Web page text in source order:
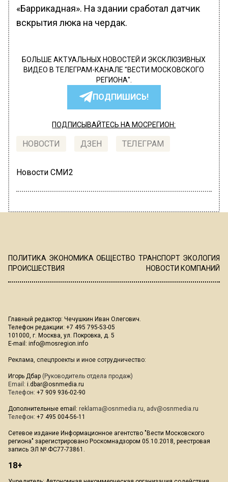
«Баррикадная». На здании сработал датчик
вскрытия люка на чердак.
БОЛЬШЕ АКТУАЛЬНЫХ НОВОСТЕЙ И ЭКСКЛЮЗИВНЫХ
ВИДЕО В ТЕЛЕГРАМ-КАНАЛЕ "ВЕСТИ МОСКОВСКОГО
РЕГИОНА".
ПОДПИШИСЬ!
ПОДПИСЫВАЙТЕСЬ НА МОСРЕГИОН:
НОВОСТИ ДЗЕН ТЕЛЕГРАМ
Новости СМИ2
ПОЛИТИКА ЭКОНОМИКА ОБЩЕСТВО ТРАНСПОРТ ЭКОЛОГИЯ
ПРОИСШЕСТВИЯ
НОВОСТИ КОМПАНИЙ
Главный редактор: Чечушкин Иван Олегович.
Телефон редакции: +7 495 795-53-05
101000, г. Москва, ул. Покровка, д. 5
E-mail: info@mosregion.info
Реклама, спецпроекты и иное сотрудничество:
Игорь Дбар (Руководитель отдела продаж)
Email: i.dbar@osnmedia.ru
Телефон: +7 909 936-02-90
Дополнительные email: reklama@osnmedia.ru, adv@osnmedia.ru
Телефон: +7 495 004-56-11
Сетевое издание Информационное агентство "Вести Московского
региона" зарегистрировано Роскомнадзором 05.10.2018, реестровая
запись ЭЛ № ФС77-73861.
18+